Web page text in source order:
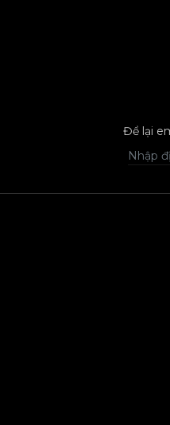
Để lại